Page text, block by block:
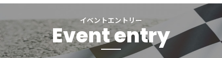
イベントエントリー
Event entry